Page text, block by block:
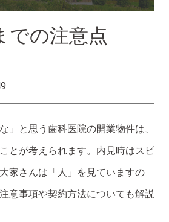
での注意点
」と思う歯科医院の開業物件は、
とが考えられます。内見時はスピ
家さんは「人」を見ていますの
意事項や契約方法についても解説